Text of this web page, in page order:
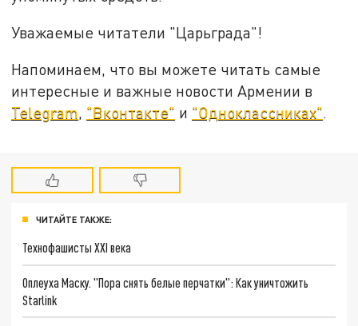
Уважаемые читатели "Царьграда"!
Напоминаем, что вы можете читать самые
интересные и важные новости Армении в
Telegram, "Вконтакте" и "Одноклассниках".
ЧИТАЙТЕ ТАКЖЕ:
Технофашисты XXI века
Оплеуха Маску. "Пора снять белые перчатки": Как уничтожить
Starlink